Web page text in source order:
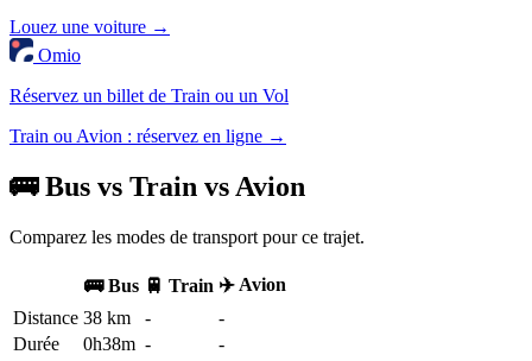
Louez une voiture →
Omio
Réservez un billet de Train ou un Vol
Train ou Avion : réservez en ligne →
🚌 Bus vs Train vs Avion
Comparez les modes de transport pour ce trajet.
🚌 Bus 🚆 Train ✈️ Avion
Distance 38 km -
-
Durée
0h38m -
-